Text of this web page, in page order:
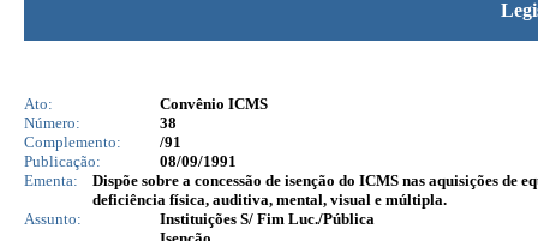
Ato:
Convênio ICMS
Número:
38
Complemento:
/91
Publicação:
08/09/1991
Ementa:
Dispõe sobre a concessão de isenção do ICMS nas aquisições de
deficiência física, auditiva, mental, visual e múltipla.
Assunto:
Instituições S/ Fim Luc./Pública